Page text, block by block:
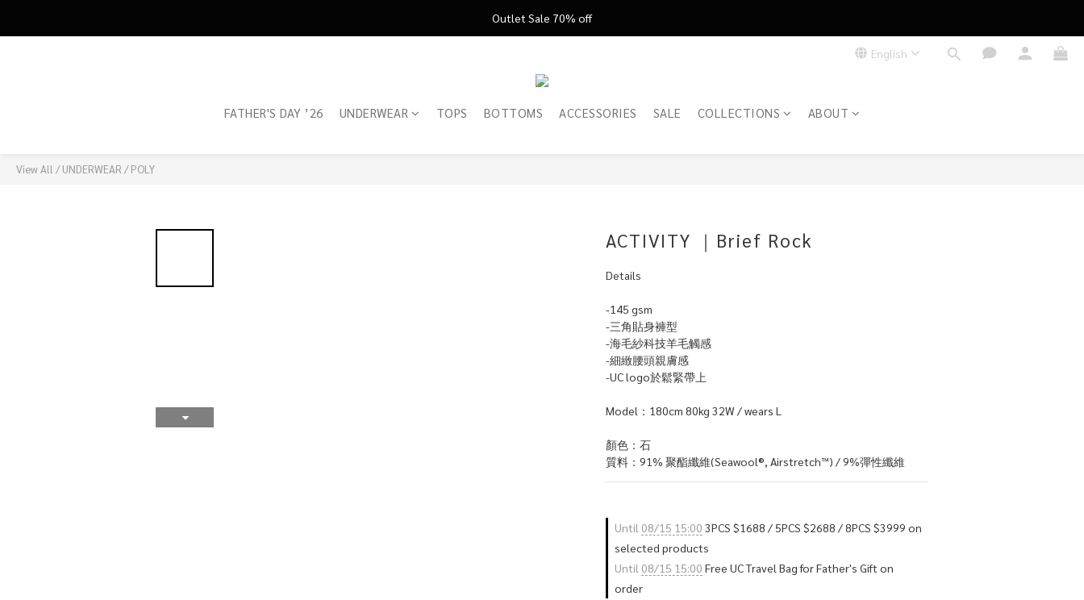
FATHER'S DAY ’26 ｜ 父親節限定盛典
Outlet Sale 70% off
English
FATHER'S DAY ’26 UNDERWEAR TOPS BOTTOMS ACCESSORIES SALE COLLECTIONS ABOUT
View All /UNDERWEAR /POLY
ACTIVITY ｜Brief Rock
Details
-145 gsm
-三角貼身褲型
-海毛紗科技羊毛觸感
-細緻腰頭親膚感
-UC logo於鬆緊帶上
Model：180cm 80kg 32W / wears L
顏色：石
質料：91% 聚酯纖維(Seawool®, Airstretch™) / 9%彈性纖維
Until 08/15 15:00 3PCS $1688 / 5PCS $2688 / 8PCS $3999 on
selected products
Until 08/15 15:00 Free UC Travel Bag for Father's Gift on
order